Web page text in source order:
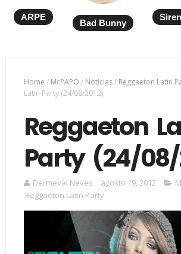
ARPE
Bad Bunny
Home / McPAPO / Notícias/ Reggaeton Latin
Latin Party (24/08/2012)
Reggaeton
Party (24/08/
Dermeval Neves agosto 19, 2012
Reggaeton Latin Party